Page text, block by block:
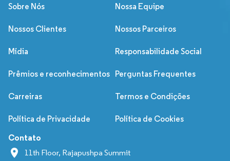
Sobre Nós
Nossa Equipe
Nossos Clientes Nossos Parceiros
Mídia Responsabilidade Social
Prêmios e reconhecimentos Perguntas Frequentes
Carreiras Termos e Condições
Política de Privacidade Política de Cookies
Contato
11th Floor, Rajapushpa Summit